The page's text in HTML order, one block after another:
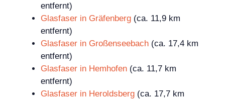
entfernt)
Glasfaser in Gräfenberg (ca. 11,9 km
entfernt)
Glasfaser in Großenseebach (ca. 17,4 km
entfernt)
Glasfaser in Hemhofen (ca. 11,7 km
entfernt)
Glasfaser in Heroldsberg (ca. 17,7 km